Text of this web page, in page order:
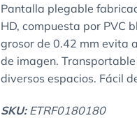
Pantalla plegable
HD, compuesta por PVC
grosor de 0.42 mm evita
de imagen.
diversos espacios. Fácil
SKU: ETRF0180180